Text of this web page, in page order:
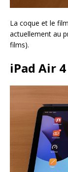
La coque et le
actuellement au
films).
iPad Air 4